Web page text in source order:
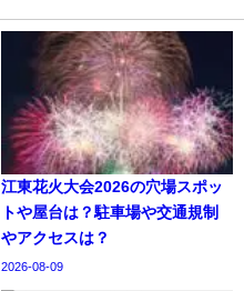
江東花火大会2026の穴場スポッ
トや屋台は？駐車場や交通規制
やアクセスは？
2026-08-09